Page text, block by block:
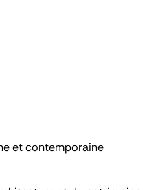
et contemporaine